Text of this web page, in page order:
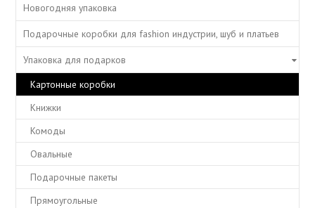
Новогодняя упаковка
Подарочные коробки для fashion индустрии, шуб и платьев
Упаковка для подарков
Картонные коробки
Книжки
Комоды
Овальные
Подарочные пакеты
Прямоугольные